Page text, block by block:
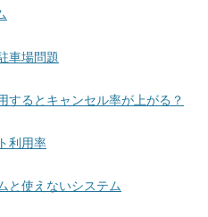
車場問題
するとキャンセル率が上がる？
利用率
と使えないシステム